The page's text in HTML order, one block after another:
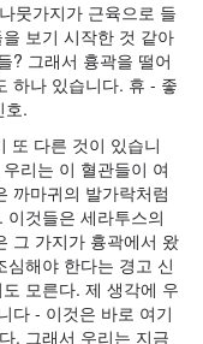
뭇가지가 근육으로 들
보기 시작한 것 같아
? 그래서 흉곽을 떨어
하나 있습니다. 휴 - 좋
호.
또 다른 것이 있습니
리는 이 혈관들이 여
까마귀의 발가락처럼
것들은 세라투스의
그 가지가 흉곽에서 왔
해야 한다는 경고 신
모른다. 제 생각에 우
다 - 이것은 바로 여기
. 그래서 우리는 지금